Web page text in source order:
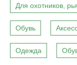
Для охотников,
Обувь
Одежда